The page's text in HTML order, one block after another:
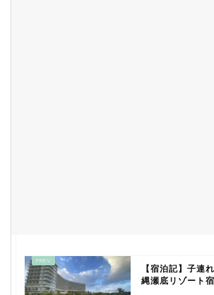
【宿泊記】子連
縄瀬底リゾート